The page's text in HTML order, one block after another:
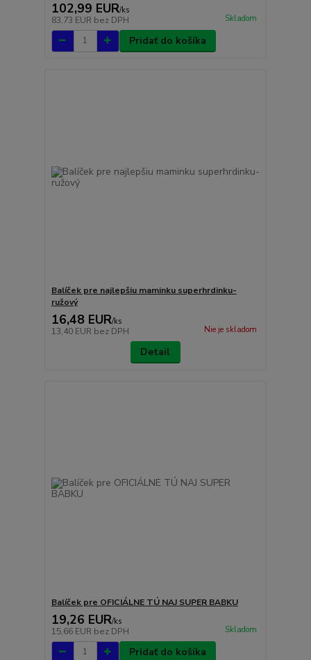
102,99 EUR/ks
83,73 EUR bez DPH Skladom
Pridať do košíka
Balíček pre najlepšiu maminku superhrdinku-
ružový
16,48 EUR/ks
13,40 EUR bez DPH Nie je skladom
Detail
Balíček pre OFICIÁLNE TÚ NAJ SUPER BABKU
19,26 EUR/ks
15,66 EUR bez DPH Skladom
Pridať do košíka